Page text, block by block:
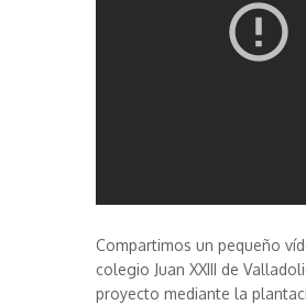
Compartimos un pequeño
colegio Juan XXIII de
proyecto mediante la